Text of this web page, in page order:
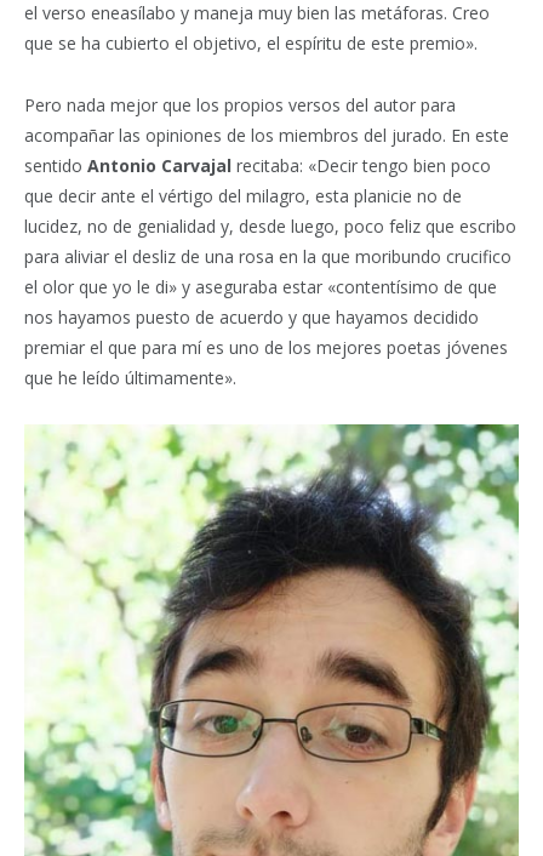
el verso eneasílabo y maneja muy bien las metáforas. Creo
que se ha cubierto el objetivo, el espíritu de este premio».
Pero nada mejor que los propios versos del autor para
acompañar las opiniones de los miembros del jurado. En este
sentido Antonio Carvajal recitaba: «Decir tengo bien poco
que decir ante el vértigo del milagro, esta planicie no de
lucidez, no de genialidad y, desde luego, poco feliz que escribo
para aliviar el desliz de una rosa en la que moribundo crucifico
el olor que yo le di» y aseguraba estar «contentísimo de que
nos hayamos puesto de acuerdo y que hayamos decidido
premiar el que para mí es uno de los mejores poetas jóvenes
que he leído últimamente».